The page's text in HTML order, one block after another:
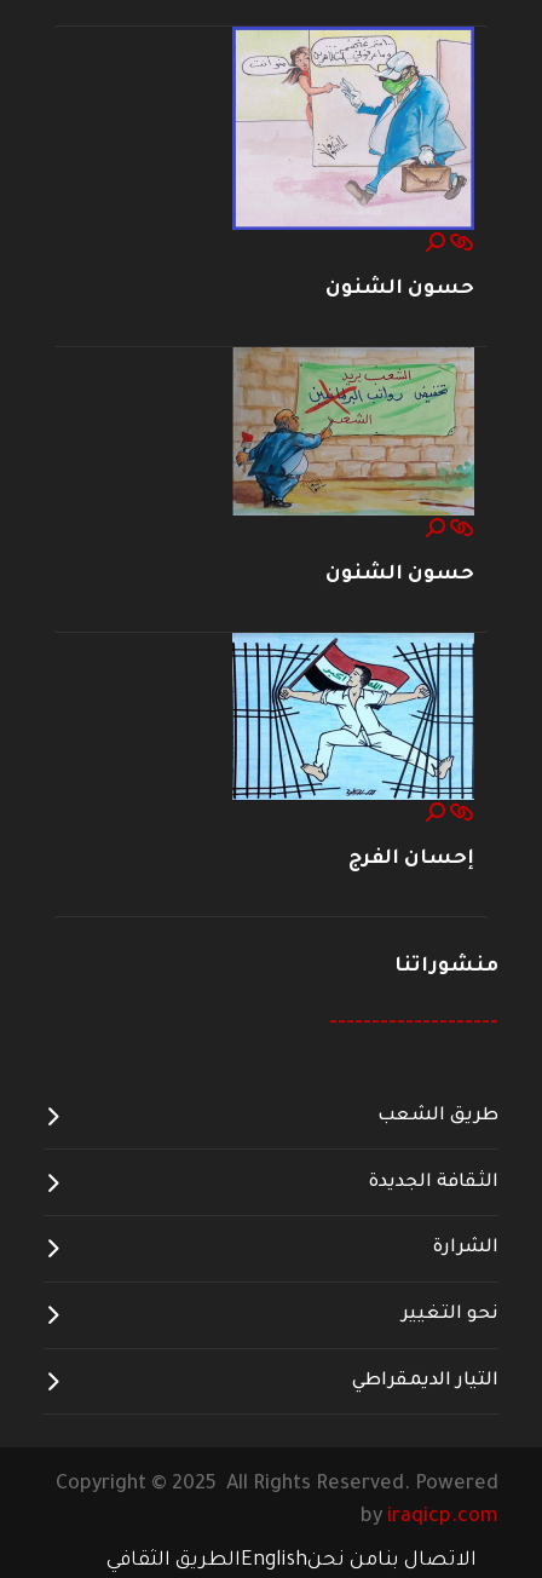
حسون الشنون
حسون الشنون
إحسان الفرج
منشوراتنا
--------------------
طريق الشعب
الثقافة الجديدة
الشرارة
نحو التغيير
التيار الديمقراطي
Copyright © 2025 All Rights Reserved. Powered
by iraqicp.com
الاتصال بنامن نحنEnglishالطريق الثقافي